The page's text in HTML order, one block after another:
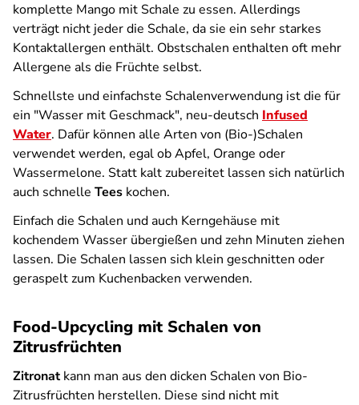
komplette Mango mit Schale zu essen. Allerdings
verträgt nicht jeder die Schale, da sie ein sehr starkes
Kontaktallergen enthält. Obstschalen enthalten oft mehr
Allergene als die Früchte selbst.
Schnellste und einfachste Schalenverwendung ist die für
ein "Wasser mit Geschmack", neu-deutsch Infused
Water. Dafür können alle Arten von (Bio-)Schalen
verwendet werden, egal ob Apfel, Orange oder
Wassermelone. Statt kalt zubereitet lassen sich natürlich
auch schnelle Tees kochen.
Einfach die Schalen und auch Kerngehäuse mit
kochendem Wasser übergießen und zehn Minuten ziehen
lassen. Die Schalen lassen sich klein geschnitten oder
geraspelt zum Kuchenbacken verwenden.
Food-Upcycling mit Schalen von
Zitrusfrüchten
Zitronatkann man aus den dicken Schalen von Bio-
Zitrusfrüchten herstellen. Diese sind nicht mit